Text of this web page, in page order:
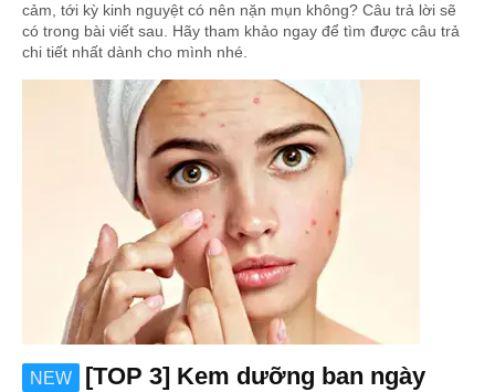
cảm, tới kỳ kinh nguyệt có nên nặn mụn không? Câu trả lời sẽ
có trong bài viết sau. Hãy tham khảo ngay để tìm được câu trả
chi tiết nhất dành cho mình nhé.
NEW
[TOP 3] Kem dưỡng ban ngày